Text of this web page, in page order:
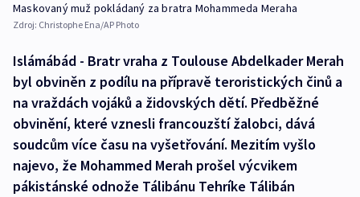
Maskovaný muž pokládaný za bratra Mohammeda Meraha
Zdroj: Christophe Ena/AP Photo
Islámábád - Bratr vraha z Toulouse Abdelkader Merah
byl obviněn z podílu na přípravě teroristických činů a
na vraždách vojáků a židovských dětí. Předběžné
obvinění, které vznesli francouzští žalobci, dává
soudcům více času na vyšetřování. Mezitím vyšlo
najevo, že Mohammed Merah prošel výcvikem
pákistánské odnože Tálibánu Tehríke Tálibán